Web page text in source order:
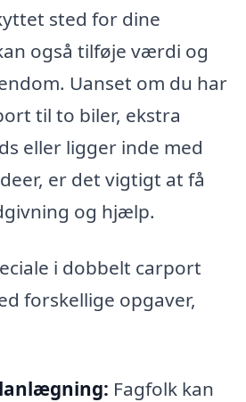
sted for dine
også tilføje værdi og
Uanset om du har
til to biler, ekstra
eller ligger inde med
er det vigtigt at få
og hjælp.
i dobbelt carport
forskellige opgaver,
Fagfolk kan